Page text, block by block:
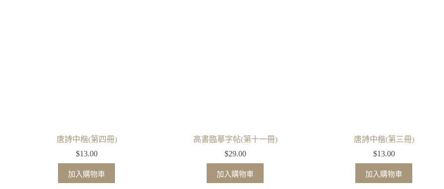
唐詩中楷(第四冊)
$13.00
加入購物車
高書臨摹字帖(第十一冊)
$29.00
加入購物車
唐詩中楷(第三冊)
$13.00
加入購物車